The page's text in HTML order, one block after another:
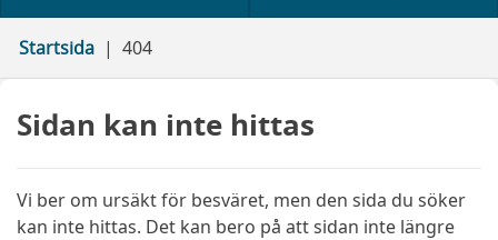
Startsida 404
Sidan kan inte hittas
Vi ber om ursäkt för besväret, men den sida du söker
kan inte hittas. Det kan bero på att sidan inte längre